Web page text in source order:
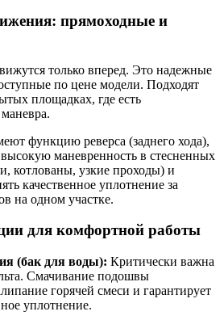
прямоходные и
только вперед. Это надежные
по цене модели. Подходят
площадках, где есть
.
функцию реверса (заднего хода),
высокую маневренность в стесненных
котлованы, узкие проходы) и
качественное уплотнение за
на одном участке.
для комфортной работы
(бак для воды): Критически важна
Смачивание подошвы
горячей смеси и гарантирует
уплотнение.